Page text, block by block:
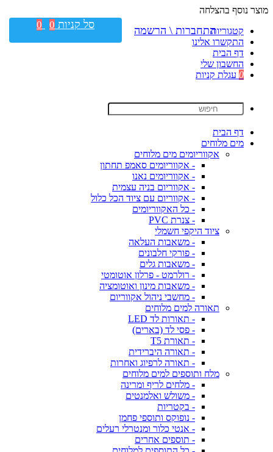
מוצר נוסף בהצלחה
קטגוריות
התקשרו אלינו
דף הבית
החשבון שלי
0 עגלת קניות
דף הבית
מים מלוחים
אקווריומים מים מלוחים
- אקווריומים סאמפ תחתון
- אקווריומים נאנו
- אקווריום בניה עצמית
- אקווריום עם ציוד הכל כלול
- כל האקווריומים
- צנרת PVC
ציוד היקפי חשמלי
- משאבות העלאה
- פורקי חלבונים
- משאבות גלים
- רולרמט - פרלון אוטומטי
- משאבות מינון ואוטומציה
- מחשבי ניהול אקווריום
תאורה למים מלוחים
- תאורות לד LED
- פסי לד (בארים)
- תאורת T5
- תאורה היברידית
- תאורה לרפיוג ואחרות
מלח ותוספים למים מלוחים
- מלחים לריף ומרינה
- משולש ואלמנטים
- בקטריות
- נופוקס ותוספי פחמן
- אנטי כלור ומנטרלי רעלים
- תוספים אחרים
התחברות \ הרשמה סל קניות 0
0